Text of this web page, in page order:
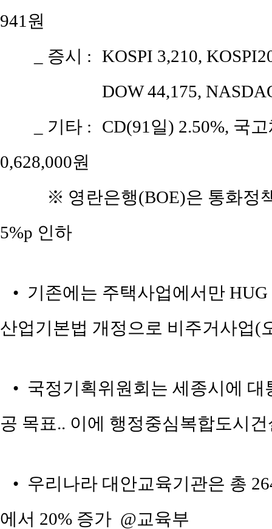
941원
_ 증시 : KOSPI 3,210,
DOW 44,175,
_ 기타 :
CD(91일) 2.50%, 국
0,628,000원
※ 영란은행(BOE)은 통화정
5%p 인하
• 기존에는 주택사업에서만
산업기본법 개정으로 비주거사업(
• 국정기획위원회는 세종시에 대
공 목표.. 이에 행정중심복합도시
• 우리나라 대안교육기관은 총
에서 20% 증가 @교육부